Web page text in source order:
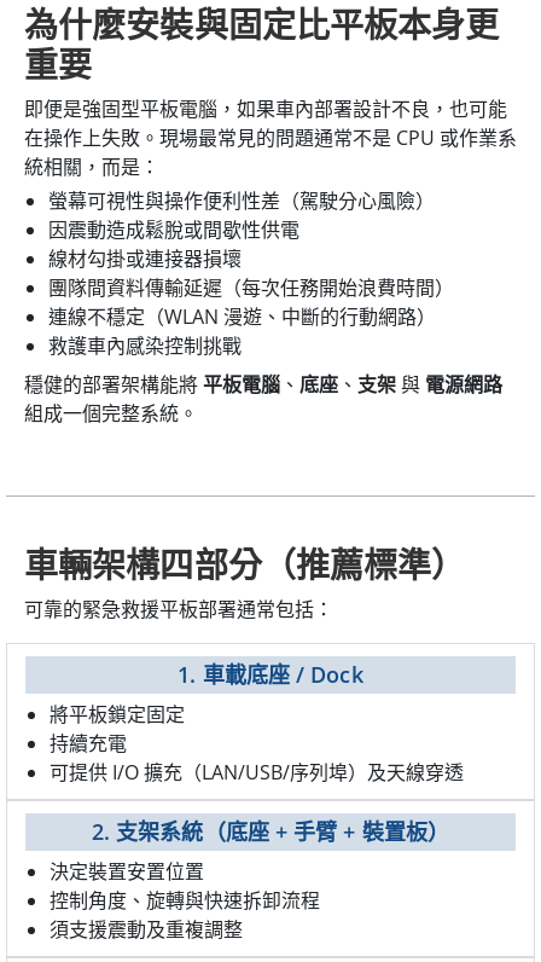
為什麼安裝與固定比平板本身更
重要
即便是強固型平板電腦，如果車內部署設計不良，也可能
在操作上失敗。現場最常見的問題通常不是 CPU 或作業系
統相關，而是：
螢幕可視性與操作便利性差（駕駛分心風險）
因震動造成鬆脫或間歇性供電
線材勾掛或連接器損壞
團隊間資料傳輸延遲（每次任務開始浪費時間）
連線不穩定（WLAN 漫遊、中斷的行動網路）
救護車內感染控制挑戰
穩健的部署架構能將平板電腦 、 底座 、 支架與 電源網路
組成一個完整系統。
車輛架構四部分（推薦標準）
可靠的緊急救援平板部署通常包括：
1. 車載底座 / Dock
將平板鎖定固定
持續充電
可提供 I/O 擴充（LAN/USB/序列埠）及天線穿透
2. 支架系統（底座 + 手臂 + 裝置板）
決定裝置安置位置
控制角度、旋轉與快速拆卸流程
須支援震動及重複調整